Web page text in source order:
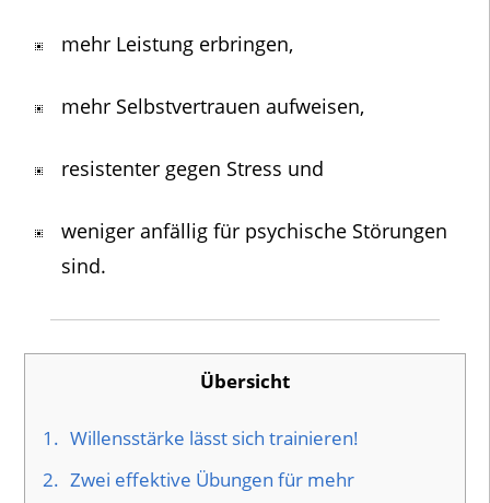
mehr Leistung erbringen,
mehr Selbstvertrauen aufweisen,
resistenter gegen Stress und
weniger anfällig für psychische Störungen
sind.
Übersicht
1. Willensstärke lässt sich trainieren!
2. Zwei effektive Übungen für mehr